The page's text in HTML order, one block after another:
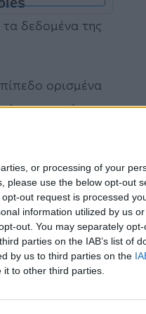
or processing of your
please use the below opt-out
out request is processed
information utilized by us
out. You may separately
parties on the IAB’s list of
by us to third parties on the
to other third parties.
δεδομένα της
ορισμένα
τοπικά
και κατά
νότιο Ιόνιο
να
επίπεδα για